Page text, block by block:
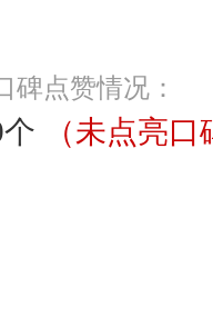
碑点赞情况：
（未点亮